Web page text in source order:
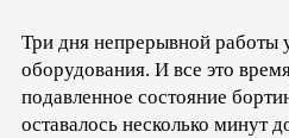
Три дня непрерывной работы
оборудования. И все это
подавленное состояние
оставалось несколько минут